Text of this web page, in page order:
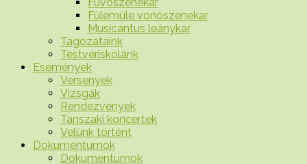
Fülemüle vonószenekar
Musicantus leánykar
Tagozataink
Testvériskolánk
Események
Versenyek
Vizsgák
Rendezvények
Tanszaki koncertek
Velünk történt
Dokumentumok
Dokumentumok